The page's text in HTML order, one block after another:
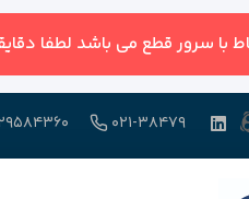
با سرور قطع می باشد لطفا
۰۲۱-۳۸۴۷۹